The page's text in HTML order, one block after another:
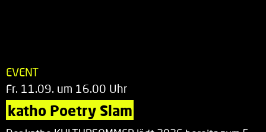
EVENT
Fr. 11.09. um 16.00 Uhr
katho Poetry Slam